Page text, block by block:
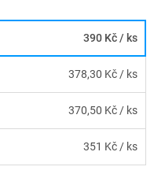
390 Kč/ ks
378,30 Kč/ ks
370,50 Kč/ ks
351 Kč/ ks